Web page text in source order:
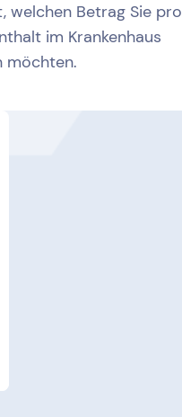
welchen Betrag Sie pro
im Krankenhaus
möchten.